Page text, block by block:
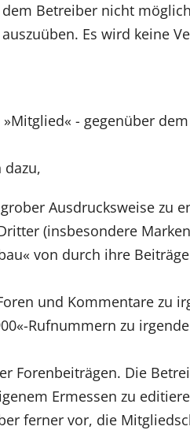
Betreiber nicht
Es wird keine
- gegenüber
Ausdrucksweise zu
(insbesondere
von durch ihre
und Kommentare zu
Rufnummern zu
Forenbeiträgen. Die
Ermessen zu
ferner vor, die